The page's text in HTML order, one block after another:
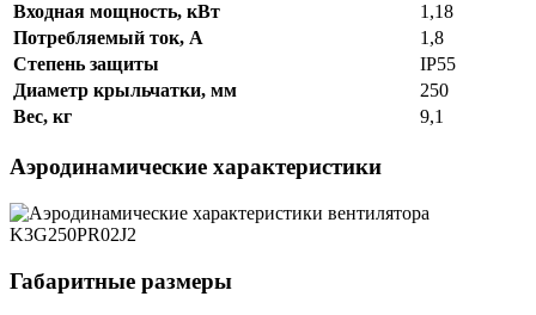
Входная мощность, кВт
1,18
Потребляемый ток, А
1,8
Степень защиты
IP55
Диаметр крыльчатки, мм
250
Вес, кг
9,1
Аэродинамические характеристики
Габаритные размеры